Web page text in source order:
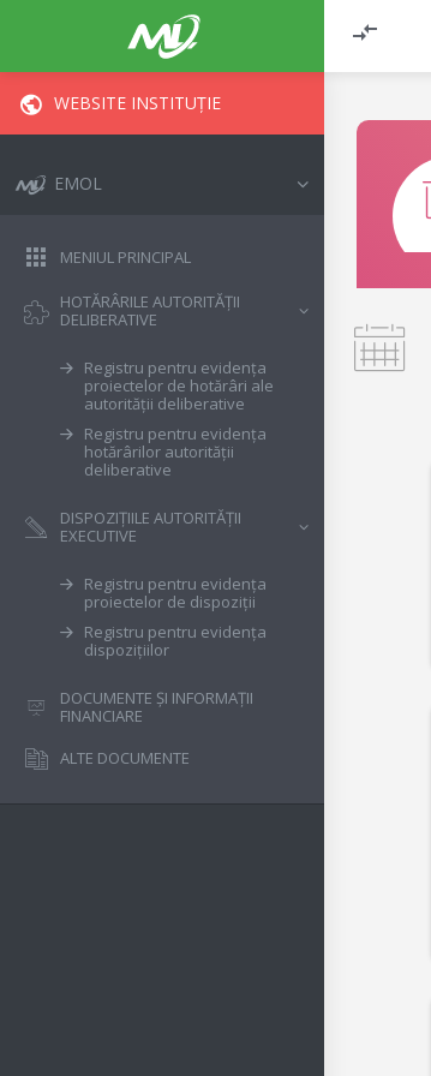
WEBSITE INSTITUȚIE
EMOL
MENIUL PRINCIPAL
HOTĂRÂRILE AUTORITĂȚII
DELIBERATIVE
Registru pentru evidența
proiectelor de hotărâri ale
autorității deliberative
Registru pentru evidența
hotărârilor autorității
deliberative
DISPOZIȚIILE AUTORITĂȚII
EXECUTIVE
Registru pentru evidența
proiectelor de dispoziții
Registru pentru evidența
dispozițiilor
DOCUMENTE ȘI INFORMAȚII
FINANCIARE
ALTE DOCUMENTE